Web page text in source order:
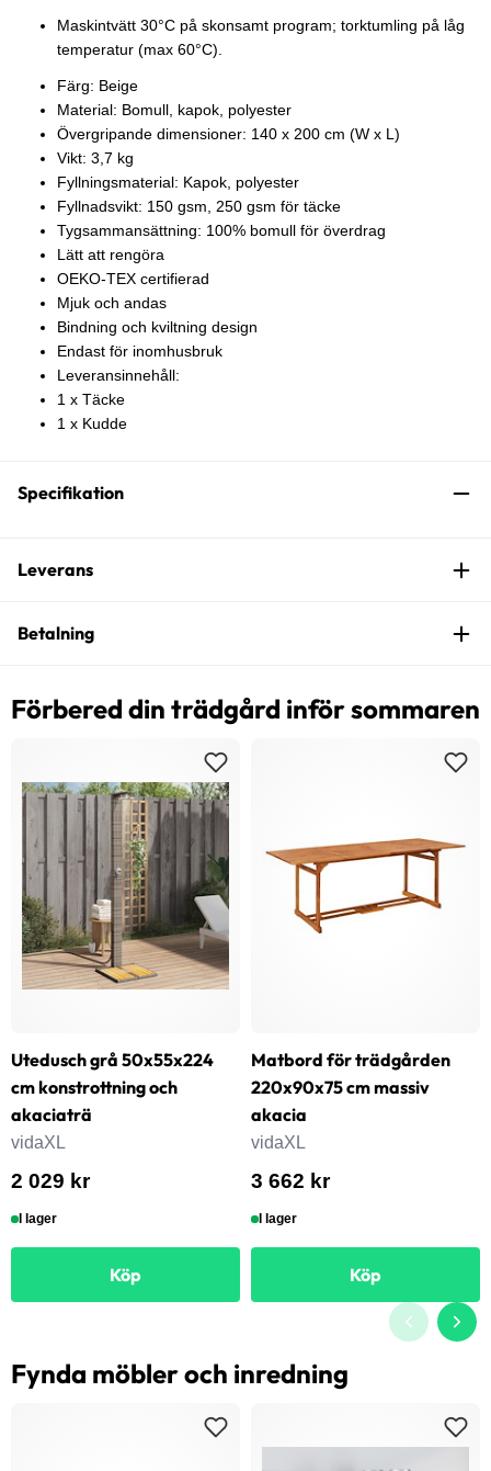
Maskintvätt 30°C på skonsamt program; torktumling på låg
temperatur (max 60°C).
Färg: Beige
Material: Bomull, kapok, polyester
Övergripande dimensioner: 140 x 200 cm (W x L)
Vikt: 3,7 kg
Fyllningsmaterial: Kapok, polyester
Fyllnadsvikt: 150 gsm, 250 gsm för täcke
Tygsammansättning: 100% bomull för överdrag
Lätt att rengöra
OEKO-TEX certifierad
Mjuk och andas
Bindning och kviltning design
Endast för inomhusbruk
Leveransinnehåll:
1 x Täcke
1 x Kudde
Specifikation
Leverans
Betalning
Förbered din trädgård inför sommaren
Utedusch grå 50x55x224
cm konstrottning och
akaciaträ
vidaXL
2 029 kr
I lager
Köp
Matbord för trädgården
220x90x75 cm massiv
akacia
vidaXL
3 662 kr
I lager
Köp
Fynda möbler och inredning